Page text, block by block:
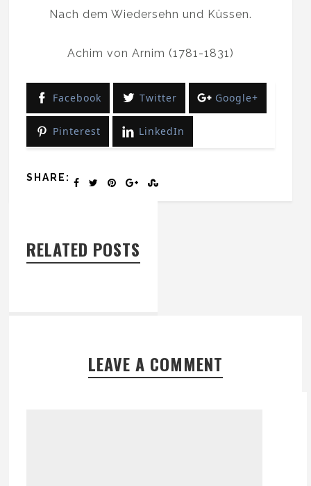
Nach dem Wiedersehn und Küssen.
Achim von Arnim (1781-1831)
Facebook Twitter Google+
Pinterest LinkedIn
SHARE:
RELATED POSTS
LEAVE A COMMENT